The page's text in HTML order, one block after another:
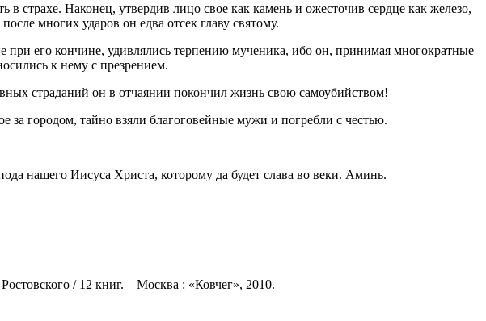
страхе. Наконец, утвердив лицо свое как камень и ожесточив сердце как железо,
многих ударов он едва отсек главу святому.
его кончине, удивлялись терпению мученика, ибо он, принимая многократные
к нему с презрением.
страданий он в отчаянии покончил жизнь свою самоубийством!
городом, тайно взяли благоговейные мужи и погребли с честью.
нашего Иисуса Христа, которому да будет слава во веки. Аминь.
/ 12 книг. – Москва : «Ковчег», 2010.